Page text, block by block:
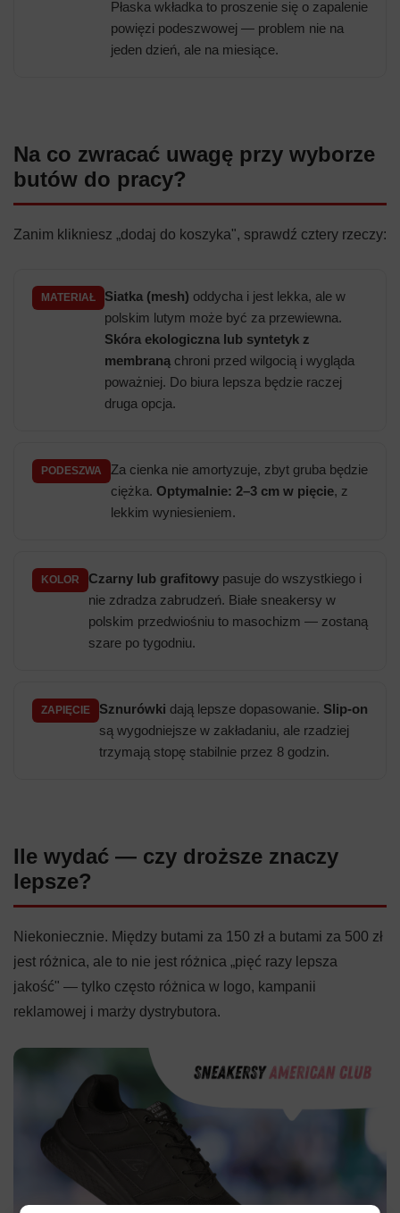
Płaska wkładka to proszenie się o zapalenie
powięzi podeszwowej — problem nie na
jeden dzień, ale na miesiące.
Na co zwracać uwagę przy wyborze
butów do pracy?
Zanim klikniesz „dodaj do koszyka", sprawdź cztery rzeczy:
MATERIAŁ Siatka (mesh) oddycha i jest lekka, ale w
polskim lutym może być za przewiewna.
Skóra ekologiczna lub syntetyk z
membraną chroni przed wilgocią i wygląda
poważniej. Do biura lepsza będzie raczej
druga opcja.
PODESZWA
Za cienka nie amortyzuje, zbyt gruba będzie
ciężka. Optymalnie: 2–3 cm w pięcie, z
lekkim wyniesieniem.
KOLOR Czarny lub grafitowy pasuje do wszystkiego i
nie zdradza zabrudzeń. Białe sneakersy w
polskim przedwiośniu to masochizm — zostaną
szare po tygodniu.
ZAPIĘCIE Sznurówki dają lepsze dopasowanie. Slip-on
są wygodniejsze w zakładaniu, ale rzadziej
trzymają stopę stabilnie przez 8 godzin.
Ile wydać — czy droższe znaczy
lepsze?
Niekoniecznie. Między butami za 150 zł a butami za 500 zł
jest różnica, ale to nie jest różnica „pięć razy lepsza
jakość" — tylko często różnica w logo, kampanii
reklamowej i marży dystrybutora.